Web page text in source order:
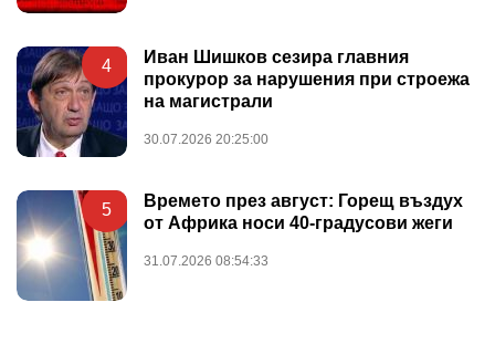
4
Иван Шишков сезира главния
прокурор за нарушения при строежа
на магистрали
30.07.2026 20:25:00
5
Времето през август: Горещ въздух
от Африка носи 40-градусови жеги
31.07.2026 08:54:33